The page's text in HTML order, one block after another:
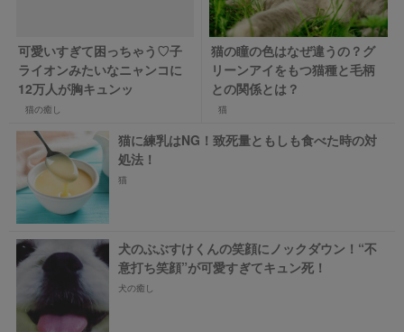
可愛いすぎて困っちゃう♡子
ライオンみたいなニャンコに
12万人が胸キュンッ
猫の癒し
猫の瞳の色はなぜ違うの？グ
リーンアイをもつ猫種と毛柄
との関係とは？
猫
猫に練乳はNG！致死量ともしも食べた時の対
処法！
猫
犬のぶぶすけくんの笑顔にノックダウン！“不
意打ち笑顔”が可愛すぎてキュン死！
犬の癒し